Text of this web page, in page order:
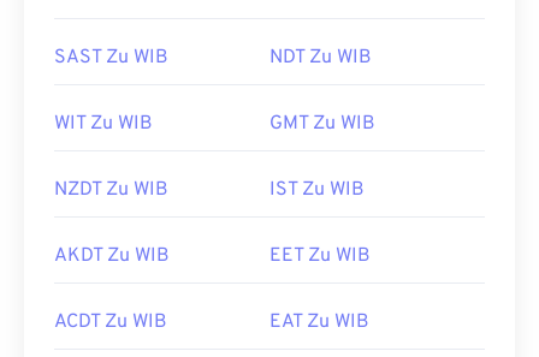
SAST Zu WIB NDT Zu WIB
WIT Zu WIB GMT Zu WIB
NZDT Zu WIB IST Zu WIB
AKDT Zu WIB EET Zu WIB
ACDT Zu WIB EAT Zu WIB